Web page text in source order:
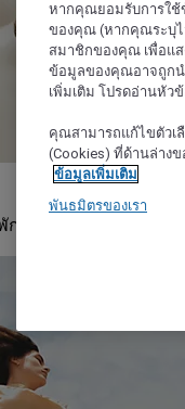
แต่ละครั้งของเมอร์เคี
หากคุณยอมรับการใช้
ของคุณ (หากคุณระบุไ
สมาชิกของคุณ เพื่อแ
ข้อมูลของคุณอาจถูกน
เพิ่มเติม โปรดอ่านหัว
คุณสามารถแก้ไขตัวเ
(Cookies) ที่ด้านล่างข
ข้อมูลเพิ่มเติม
พันธมิตรของเรา